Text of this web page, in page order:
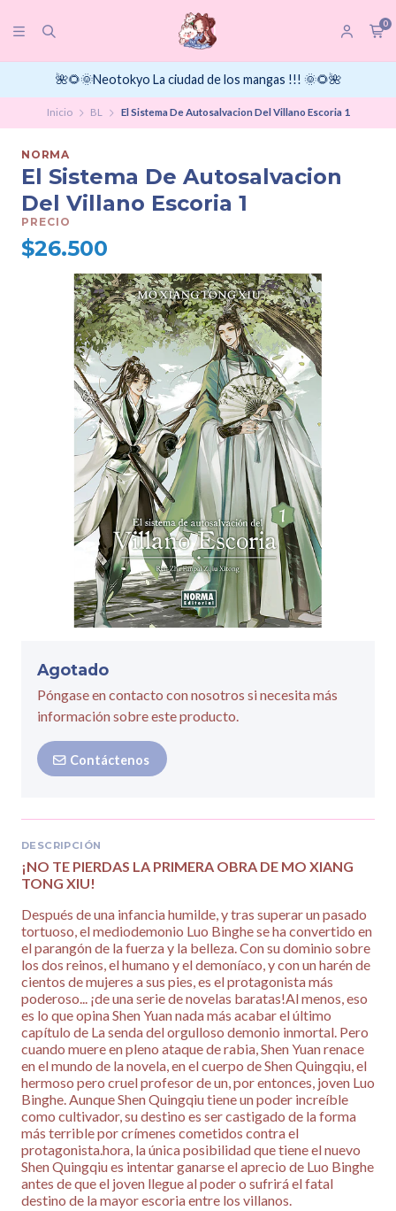
0
🌺🌻🌞Neotokyo La ciudad de los mangas !!! 🌞🌻🌺
Inicio BL El Sistema De Autosalvacion Del Villano Escoria 1
NORMA
El Sistema De Autosalvacion
Del Villano Escoria 1
PRECIO
$26.500
Agotado
Póngase en contacto con nosotros si necesita más
información sobre este producto.
Contáctenos
DESCRIPCIÓN
¡NO TE PIERDAS LA PRIMERA OBRA DE MO XIANG
TONG XIU!
Después de una infancia humilde, y tras superar un pasado
tortuoso, el mediodemonio Luo Binghe se ha convertido en
el parangón de la fuerza y la belleza. Con su dominio sobre
los dos reinos, el humano y el demoníaco, y con un harén de
cientos de mujeres a sus pies, es el protagonista más
poderoso... ¡de una serie de novelas baratas!Al menos, eso
es lo que opina Shen Yuan nada más acabar el último
capítulo de La senda del orgulloso demonio inmortal. Pero
cuando muere en pleno ataque de rabia, Shen Yuan renace
en el mundo de la novela, en el cuerpo de Shen Quingqiu, el
hermoso pero cruel profesor de un, por entonces, joven Luo
Binghe. Aunque Shen Quingqiu tiene un poder increíble
como cultivador, su destino es ser castigado de la forma
más terrible por crímenes cometidos contra el
protagonista.hora, la única posibilidad que tiene el nuevo
Shen Quingqiu es intentar ganarse el aprecio de Luo Binghe
antes de que el joven llegue al poder o sufrirá el fatal
destino de la mayor escoria entre los villanos.